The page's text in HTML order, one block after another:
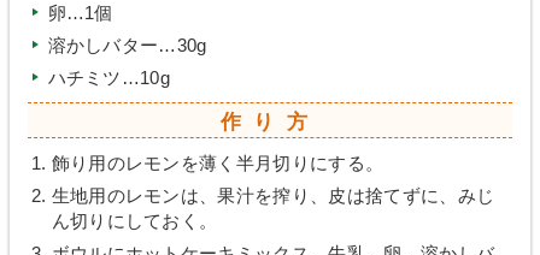
卵…1個
溶かしバター…30g
ハチミツ…10g
作り方
飾り用のレモンを薄く半月切りにする。
生地用のレモンは、果汁を搾り、皮は捨てずに、みじ
ん切りにしておく。